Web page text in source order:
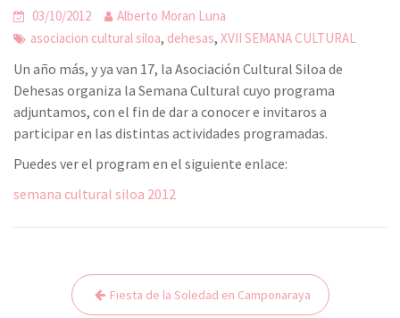
03/10/2012
Alberto Moran Luna
asociacion cultural siloa, dehesas, XVII SEMANA CULTURAL
Un año más, y ya van 17, la Asociación Cultural Siloa de
Dehesas organiza la Semana Cultural cuyo programa
adjuntamos, con el fin de dar a conocer e invitaros a
participar en las distintas actividades programadas.
Puedes ver el program en el siguiente enlace:
semana cultural siloa 2012
Fiesta de la Soledad en Camponaraya